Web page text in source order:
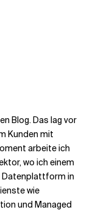
Blog. Das lag vor
Kunden mit
arbeite ich
wo ich einem
Datenplattform in
wie
und Managed